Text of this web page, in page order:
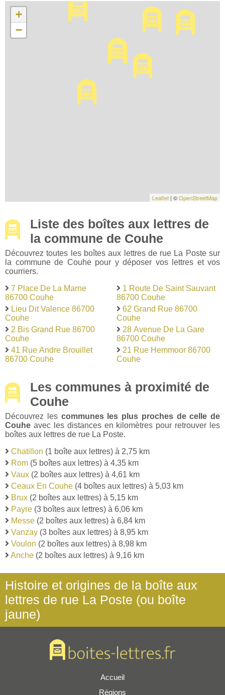
+
−
Leaflet | ©OpenStreetMap
Liste des boîtes aux lettres de
la commune de Couhe
Découvrez toutes les boîtes aux lettres de rue La Poste sur
la commune de Couhe pour y déposer vos lettres et vos
courriers.
7 Place De La Marne
86700 Couhe
Lieu Dit Valence 86700
Couhe
2 Bis Grand Rue 86700
Couhe
41 Rue Andre Brouillet
86700 Couhe
1 Route De Saint Sauvant
86700 Couhe
62 Grand Rue 86700
Couhe
28 Avenue De La Gare
86700 Couhe
21 Rue Hemmoor 86700
Couhe
Les communes à proximité de
Couhe
Découvrez les communes les plus proches de celle de
Couhe avec les distances en kilomètres pour retrouver les
boîtes aux lettres de rue La Poste.
Chatillon (1 boîte aux lettres) à 2,75 km
Rom (5 boîtes aux lettres) à 4,35 km
Vaux (2 boîtes aux lettres) à 4,61 km
Ceaux En Couhe (4 boîtes aux lettres) à 5,03 km
Brux (2 boîtes aux lettres) à 5,15 km
Payre (3 boîtes aux lettres) à 6,06 km
Messe (2 boîtes aux lettres) à 6,84 km
Vanzay (3 boîtes aux lettres) à 8,95 km
Voulon (2 boîtes aux lettres) à 8,98 km
Anche (2 boîtes aux lettres) à 9,16 km
Histoire et origines de la boîte aux
lettres de rue La Poste (ou boîte
jaune)
Accueil
Régions